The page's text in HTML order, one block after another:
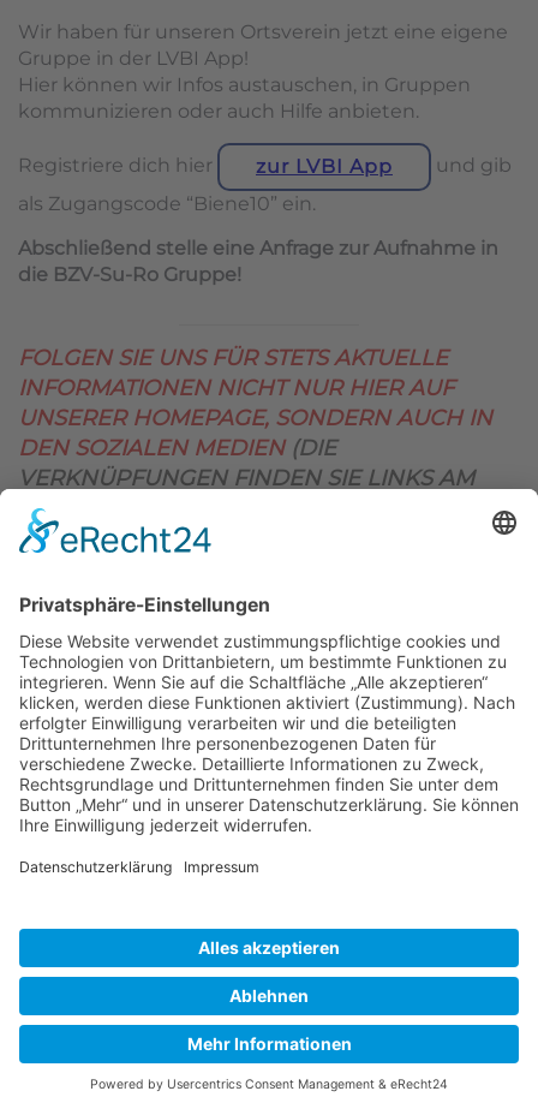
Wir haben für unseren Ortsverein jetzt eine eigene
Gruppe in der LVBI App!
Hier können wir Infos austauschen, in Gruppen
kommunizieren oder auch Hilfe anbieten.
Registriere dich hier zur LVBI App
und gib
als Zugangscode “Biene10” ein.
Abschließend stelle eine Anfrage zur Aufnahme in
die BZV-Su-Ro Gruppe!
FOLGEN SIE UNS FÜR STETS AKTUELLE
INFORMATIONEN NICHT NUR HIER AUF
UNSERER HOMEPAGE, SONDERN AUCH IN
DEN SOZIALEN MEDIEN (DIE
VERKNÜPFUNGEN FINDEN SIE LINKS AM
OBEREN SEITENRAND)
BIENENZUCHTVEREIN SULZBACH-ROSENBERG
1871 E.V.
1. Vorsitzender
Matthias Bohmann
Siebeneichen 13
92237 Sulzbach-Rosenberg
E-Mail: vorstand@bienenzuchtverein-sulzbach-
Copyright © Bienenzuchtverein
Sulzbach-Rosenberg 1871 e.V.
Kontakt|Impressum|Datenschutzerklärung|
Cookie-Einstellungen